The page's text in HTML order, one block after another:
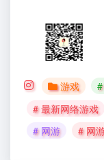
游戏
# 最新网络游戏
# 网游
# 网